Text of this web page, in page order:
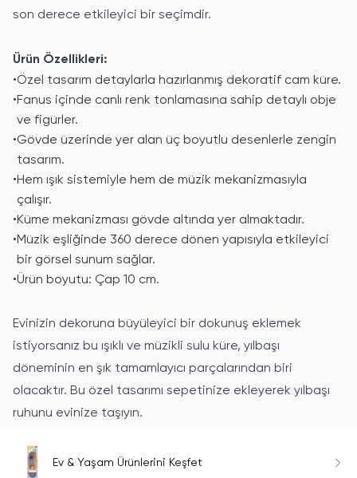
son derece etkileyici bir seçimdir.
Ürün Özellikleri:
•Özel tasarım detaylarla hazırlanmış dekoratif cam küre.
•Fanus içinde canlı renk tonlamasına sahip detaylı obje
ve figürler.
•Gövde üzerinde yer alan üç boyutlu desenlerle zengin
tasarım.
•Hem ışık sistemiyle hem de müzik mekanizmasıyla
çalışır.
•Küme mekanizması gövde altında yer almaktadır.
•Müzik eşliğinde 360 derece dönen yapısıyla etkileyici
bir görsel sunum sağlar.
•Ürün boyutu: Çap 10 cm.
Evinizin dekoruna büyüleyici bir dokunuş eklemek
istiyorsanız bu ışıklı ve müzikli sulu küre, yılbaşı
döneminin en şık tamamlayıcı parçalarından biri
olacaktır. Bu özel tasarımı sepetinize ekleyerek yılbaşı
ruhunu evinize taşıyın.
Ev & Yaşam Ürünlerini Keşfet